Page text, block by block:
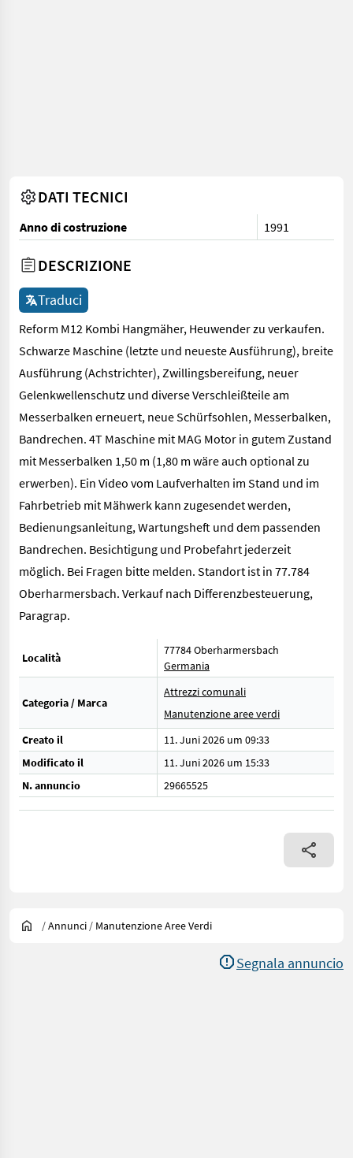
DATI TECNICI
Anno di costruzione 1991
DESCRIZIONE
Traduci
Reform M12 Kombi Hangmäher, Heuwender zu verkaufen.
Schwarze Maschine (letzte und neueste Ausführung), breite
Ausführung (Achstrichter), Zwillingsbereifung, neuer
Gelenkwellenschutz und diverse Verschleißteile am
Messerbalken erneuert, neue Schürfsohlen, Messerbalken,
Bandrechen. 4T Maschine mit MAG Motor in gutem Zustand
mit Messerbalken 1,50 m (1,80 m wäre auch optional zu
erwerben). Ein Video vom Laufverhalten im Stand und im
Fahrbetrieb mit Mähwerk kann zugesendet werden,
Bedienungsanleitung, Wartungsheft und dem passenden
Bandrechen. Besichtigung und Probefahrt jederzeit
möglich. Bei Fragen bitte melden. Standort ist in 77.784
Oberharmersbach. Verkauf nach Differenzbesteuerung,
Paragrap.
Località
77784 Oberharmersbach
Germania
Categoria / Marca
Attrezzi comunali
Manutenzione aree verdi
Creato il
11. Juni 2026 um 09:33
Modificato il
11. Juni 2026 um 15:33
N. annuncio
29665525
/Annunci / Manutenzione Aree Verdi
Segnala annuncio